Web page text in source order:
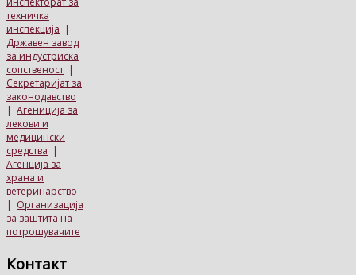
техничка
инспекција |
Државен завод
за индустриска
сопственост |
Секретаријат за
законодавство
| Агениција за
лекови и
медицински
средства |
Агенција за
храна и
ветеринарство
| Организација
за заштита на
потрошувачите
Контакт